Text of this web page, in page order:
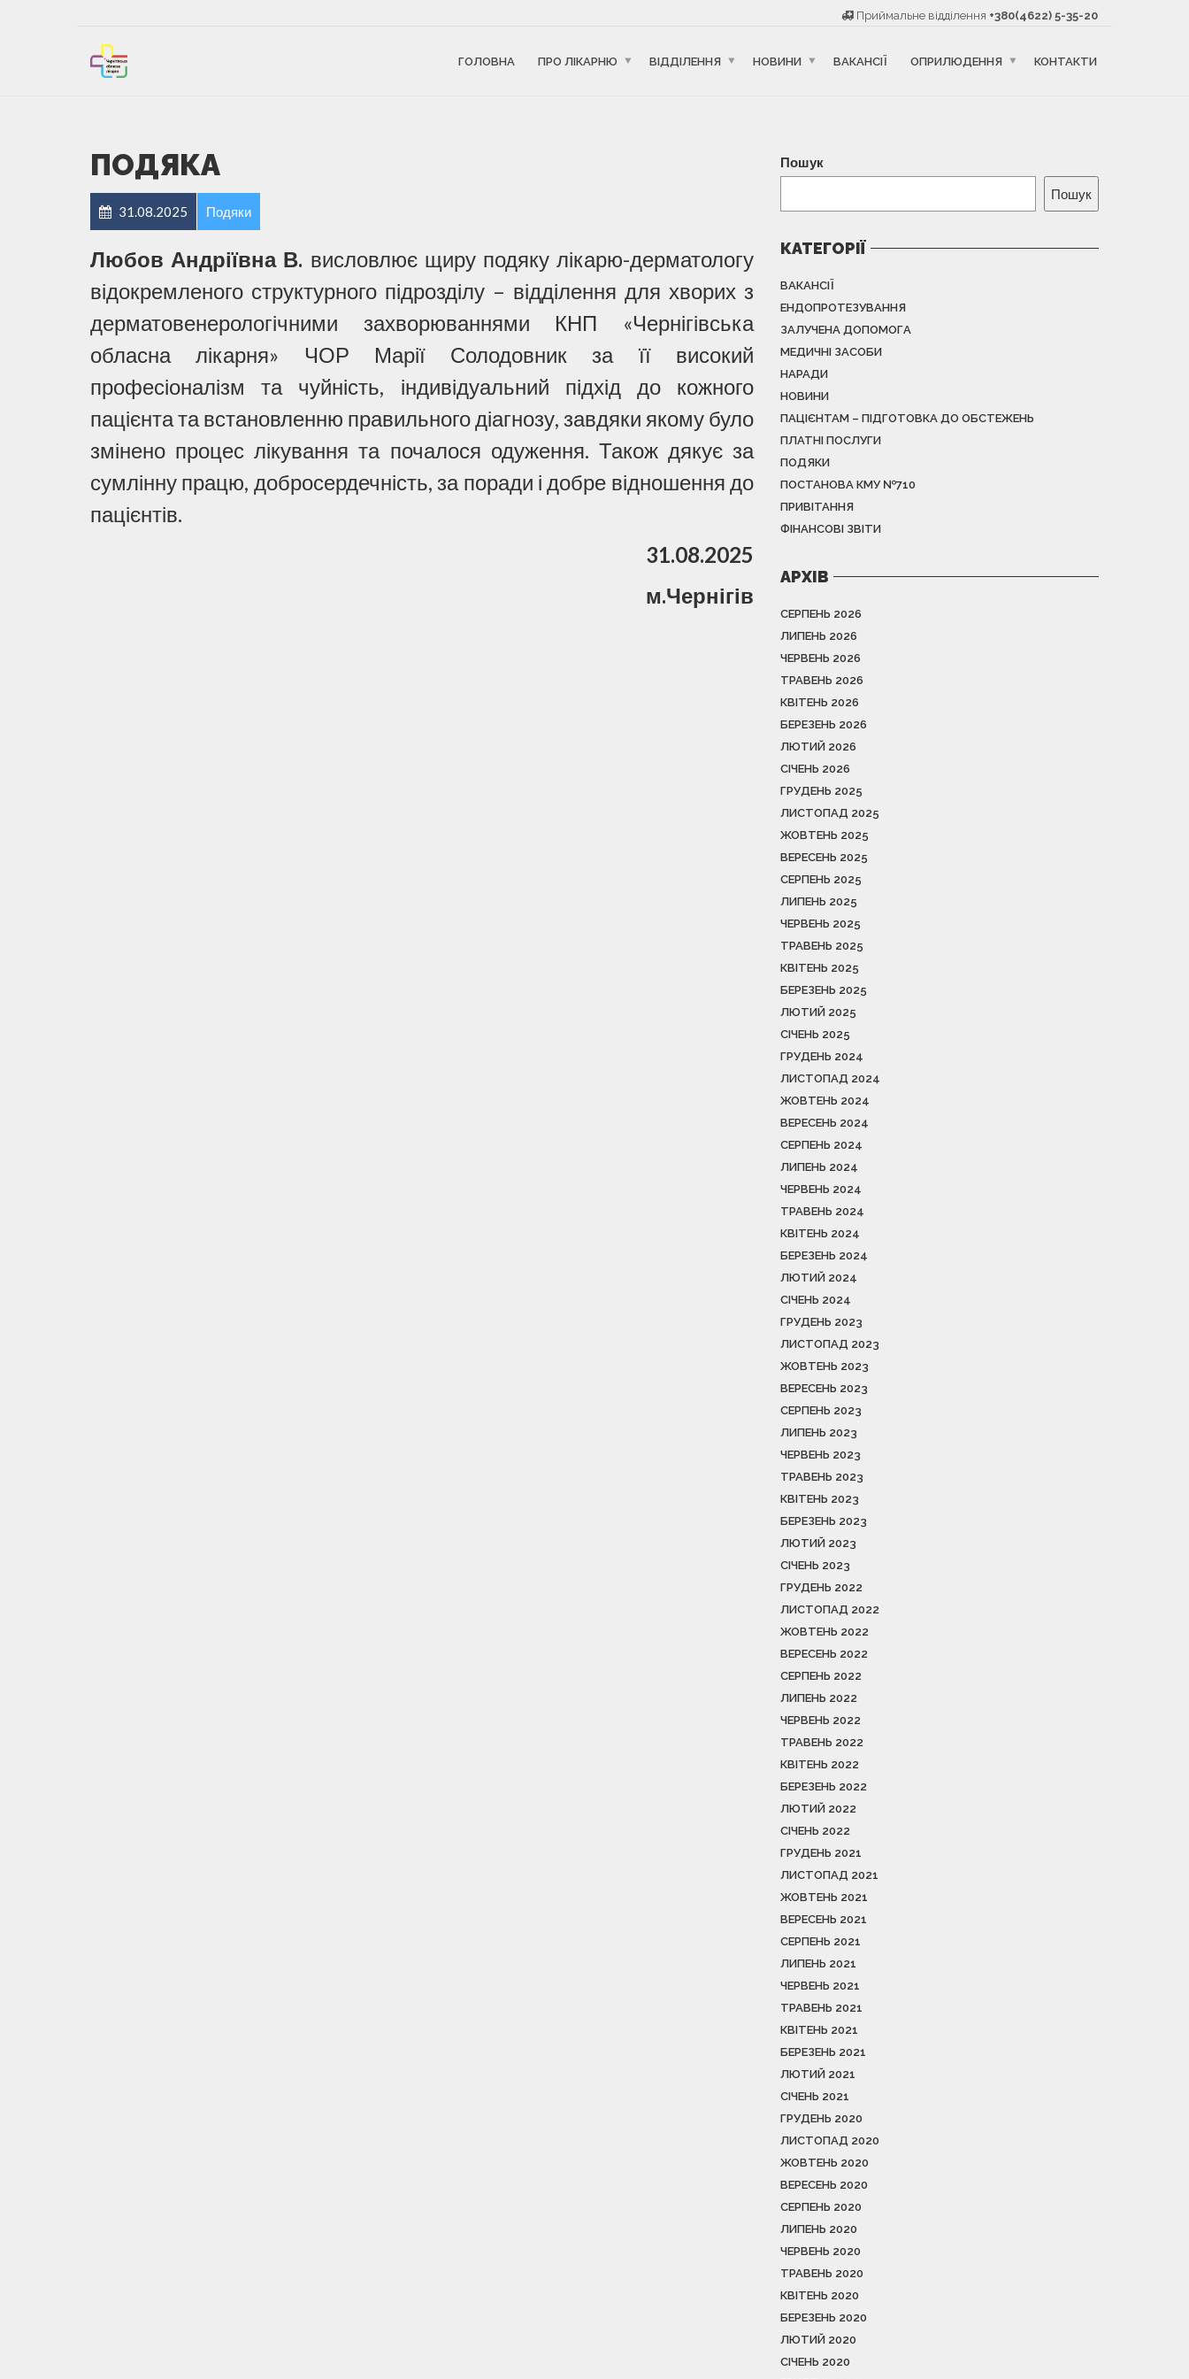
Приймальне відділення +380(4622) 5-35-20
ГОЛОВНА ПРО ЛІКАРНЮ ВІДДІЛЕННЯ НОВИНИ ВАКАНСІЇ ОПРИЛЮДЕННЯ КОНТАКТИ
ПОДЯКА
31.08.2025 Подяки
Любов Андріївна В. висловлює щиру подяку лікарю-дерматологу
відокремленого структурного підрозділу – відділення для хворих з
дерматовенерологічними захворюваннями КНП «Чернігівська
обласна лікарня» ЧОР Марії Солодовник за її високий
професіоналізм та чуйність, індивідуальний підхід до кожного
пацієнта та встановленню правильного діагнозу, завдяки якому було
змінено процес лікування та почалося одуження. Також дякує за
сумлінну працю, добросердечність, за поради і добре відношення до
пацієнтів.
31.08.2025
м.Чернігів
Пошук
Пошук
КАТЕГОРІЇ
ВАКАНСІЇ
ЕНДОПРОТЕЗУВАННЯ
ЗАЛУЧЕНА ДОПОМОГА
МЕДИЧНІ ЗАСОБИ
НАРАДИ
НОВИНИ
ПАЦІЄНТАМ – ПІДГОТОВКА ДО ОБСТЕЖЕНЬ
ПЛАТНІ ПОСЛУГИ
ПОДЯКИ
ПОСТАНОВА КМУ №710
ПРИВІТАННЯ
ФІНАНСОВІ ЗВІТИ
АРХІВ
СЕРПЕНЬ 2026
ЛИПЕНЬ 2026
ЧЕРВЕНЬ 2026
ТРАВЕНЬ 2026
КВІТЕНЬ 2026
БЕРЕЗЕНЬ 2026
ЛЮТИЙ 2026
СІЧЕНЬ 2026
ГРУДЕНЬ 2025
ЛИСТОПАД 2025
ЖОВТЕНЬ 2025
ВЕРЕСЕНЬ 2025
СЕРПЕНЬ 2025
ЛИПЕНЬ 2025
ЧЕРВЕНЬ 2025
ТРАВЕНЬ 2025
КВІТЕНЬ 2025
БЕРЕЗЕНЬ 2025
ЛЮТИЙ 2025
СІЧЕНЬ 2025
ГРУДЕНЬ 2024
ЛИСТОПАД 2024
ЖОВТЕНЬ 2024
ВЕРЕСЕНЬ 2024
СЕРПЕНЬ 2024
ЛИПЕНЬ 2024
ЧЕРВЕНЬ 2024
ТРАВЕНЬ 2024
КВІТЕНЬ 2024
БЕРЕЗЕНЬ 2024
ЛЮТИЙ 2024
СІЧЕНЬ 2024
ГРУДЕНЬ 2023
ЛИСТОПАД 2023
ЖОВТЕНЬ 2023
ВЕРЕСЕНЬ 2023
СЕРПЕНЬ 2023
ЛИПЕНЬ 2023
ЧЕРВЕНЬ 2023
ТРАВЕНЬ 2023
КВІТЕНЬ 2023
БЕРЕЗЕНЬ 2023
ЛЮТИЙ 2023
СІЧЕНЬ 2023
ГРУДЕНЬ 2022
ЛИСТОПАД 2022
ЖОВТЕНЬ 2022
ВЕРЕСЕНЬ 2022
СЕРПЕНЬ 2022
ЛИПЕНЬ 2022
ЧЕРВЕНЬ 2022
ТРАВЕНЬ 2022
КВІТЕНЬ 2022
БЕРЕЗЕНЬ 2022
ЛЮТИЙ 2022
СІЧЕНЬ 2022
ГРУДЕНЬ 2021
ЛИСТОПАД 2021
ЖОВТЕНЬ 2021
ВЕРЕСЕНЬ 2021
СЕРПЕНЬ 2021
ЛИПЕНЬ 2021
ЧЕРВЕНЬ 2021
ТРАВЕНЬ 2021
КВІТЕНЬ 2021
БЕРЕЗЕНЬ 2021
ЛЮТИЙ 2021
СІЧЕНЬ 2021
ГРУДЕНЬ 2020
ЛИСТОПАД 2020
ЖОВТЕНЬ 2020
ВЕРЕСЕНЬ 2020
СЕРПЕНЬ 2020
ЛИПЕНЬ 2020
ЧЕРВЕНЬ 2020
ТРАВЕНЬ 2020
КВІТЕНЬ 2020
БЕРЕЗЕНЬ 2020
ЛЮТИЙ 2020
СІЧЕНЬ 2020